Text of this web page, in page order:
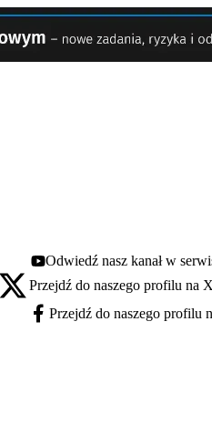
Youtube - otwiera się w nowej karcie
Odwiedź nasz kanał w
X - otwiera się w nowej karcie
Przejdź do naszego profilu na
Facebook - otwiera się w nowej karcie
Przejdź do naszego profilu